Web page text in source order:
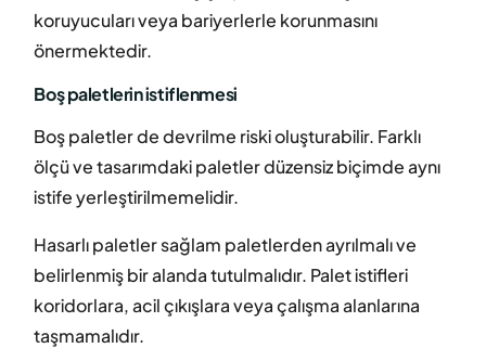
koruyucuları veya bariyerlerle korunmasını
önermektedir.
Boş paletlerin istiflenmesi
Boş paletler de devrilme riski oluşturabilir. Farklı
ölçü ve tasarımdaki paletler düzensiz biçimde aynı
istife yerleştirilmemelidir.
Hasarlı paletler sağlam paletlerden ayrılmalı ve
belirlenmiş bir alanda tutulmalıdır. Palet istifleri
koridorlara, acil çıkışlara veya çalışma alanlarına
taşmamalıdır.